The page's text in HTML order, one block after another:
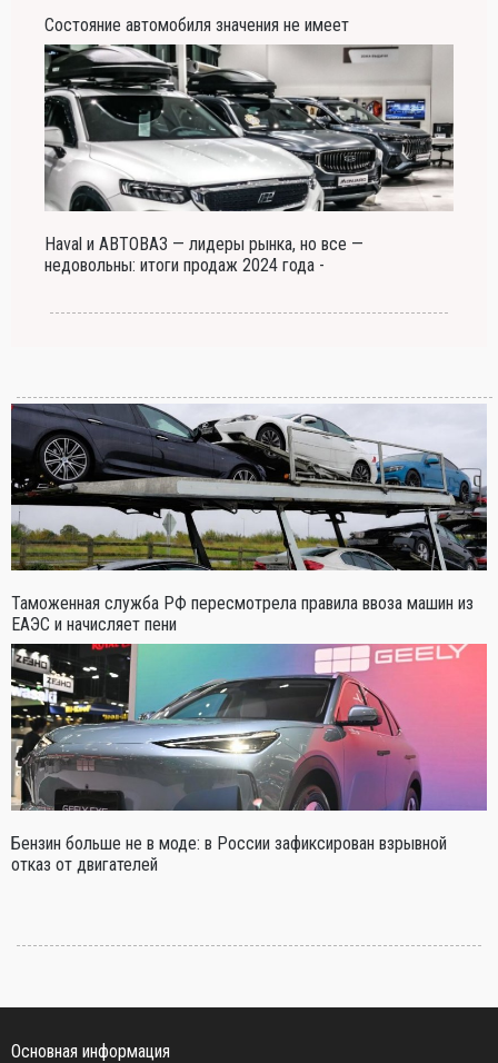
Состояние автомобиля значения не имеет
Haval и АВТОВАЗ — лидеры рынка, но все —
недовольны: итоги продаж 2024 года -
Таможенная служба РФ пересмотрела правила ввоза машин из
ЕАЭС и начисляет пени
Бензин больше не в моде: в России зафиксирован взрывной
отказ от двигателей
Основная информация